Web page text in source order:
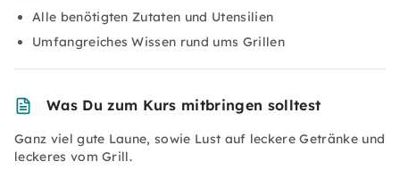
Alle benötigten Zutaten und Utensilien
Umfangreiches Wissen rund ums Grillen
Was Du zum Kurs mitbringen solltest
Ganz viel gute Laune, sowie Lust auf leckere Getränke und
leckeres vom Grill.